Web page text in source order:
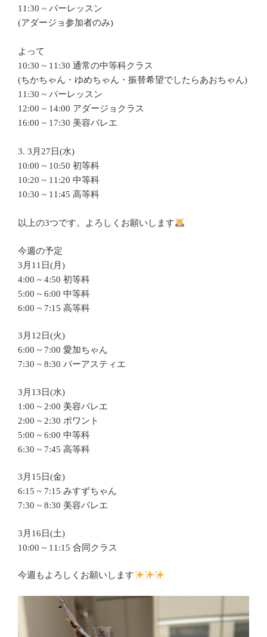
11:30 ~ バーレッスン
(アダージョ参加者のみ)
よって
10:30 ~ 11:30 通常の中等科クラス
(ちかちゃん・ゆめちゃん・振替希望でしたらあおちゃん)
11:30 ~ バーレッスン
12:00 ~ 14:00 アダージョクラス
16:00 ~ 17:30 美容バレエ
3. 3月27日(水)
10:00 ~ 10:50 初等科
10:20 ~ 11:20 中等科
10:30 ~ 11:45 高等科
以上の3つです。よろしくお願いします
今週の予定
3月11日(月)
4:00 ~ 4:50 初等科
5:00 ~ 6:00 中等科
6:00 ~ 7:15 高等科
3月12日(火)
6:00 ~ 7:00 愛加ちゃん
7:30 ~ 8:30 バーアスティエ
3月13日(水)
1:00 ~ 2:00 美容バレエ
2:00 ~ 2:30 ポワント
5:00 ~ 6:00 中等科
6:30 ~ 7:45 高等科
3月15日(金)
6:15 ~ 7:15 みすずちゃん
7:30 ~ 8:30 美容バレエ
3月16日(土)
10:00 ~ 11:15 合同クラス
今週もよろしくお願いします